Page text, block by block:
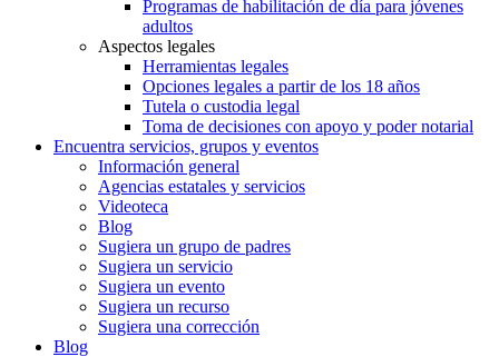
Programas de habilitación de día para jóvenes
adultos
Aspectos legales
Herramientas legales
Opciones legales a partir de los 18 años
Tutela o custodia legal
Toma de decisiones con apoyo y poder notarial
Encuentra servicios, grupos y eventos
Información general
Agencias estatales y servicios
Videoteca
Blog
Sugiera un grupo de padres
Sugiera un servicio
Sugiera un evento
Sugiera un recurso
Sugiera una corrección
Blog